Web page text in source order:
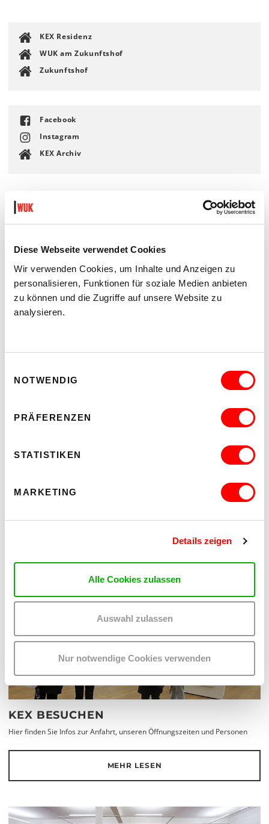
Diese Webseite verwendet Cookies
Wir verwenden Cookies, um Inhalte und Anzeigen zu
personalisieren, Funktionen für soziale Medien anbieten
zu können und die Zugriffe auf unsere Website zu
analysieren.
NOTWENDIG
PRÄFERENZEN
STATISTIKEN
MARKETING
Details zeigen
Alle Cookies zulassen
Auswahl zulassen
Nur notwendige Cookies verwenden
KEX Residenz
WUK am Zukunftshof
Zukunftshof
Facebook
Instagram
KEX Archiv
ÜBER DIE KEX
MEHR LESEN
KEX BESUCHEN
Hier finden Sie Infos zur Anfahrt, unseren Öffnungszeiten und Personen
MEHR LESEN